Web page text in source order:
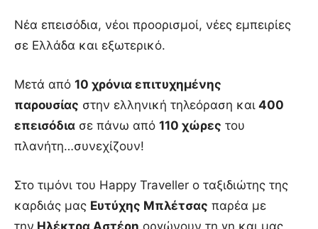
Νέα επεισόδια, νέοι προορισμοί, νέες εμπειρίες
σε Ελλάδα και εξωτερικό.
Μετά από 10 χρόνια επιτυχημένης
παρουσίας στην ελληνική τηλεόραση και 400
επεισόδια σε πάνω από 110 χώρες του
πλανήτη…συνεχίζουν!
Στο τιμόνι του Happy Traveller ο ταξιδιώτης της
καρδιάς μας Ευτύχης Μπλέτσας παρέα με